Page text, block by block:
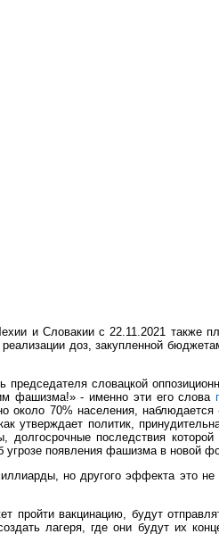
и Словакии с 22.11.2021 также
доз, закупленной
словацкой
фашизма!» - именно эти его слова
70% населения,
утверждает политик,
последствия
угрозе появления фашизма в новой
но другого эффекта это
пройти вакцинацию, будут
лагеря, где они будут их